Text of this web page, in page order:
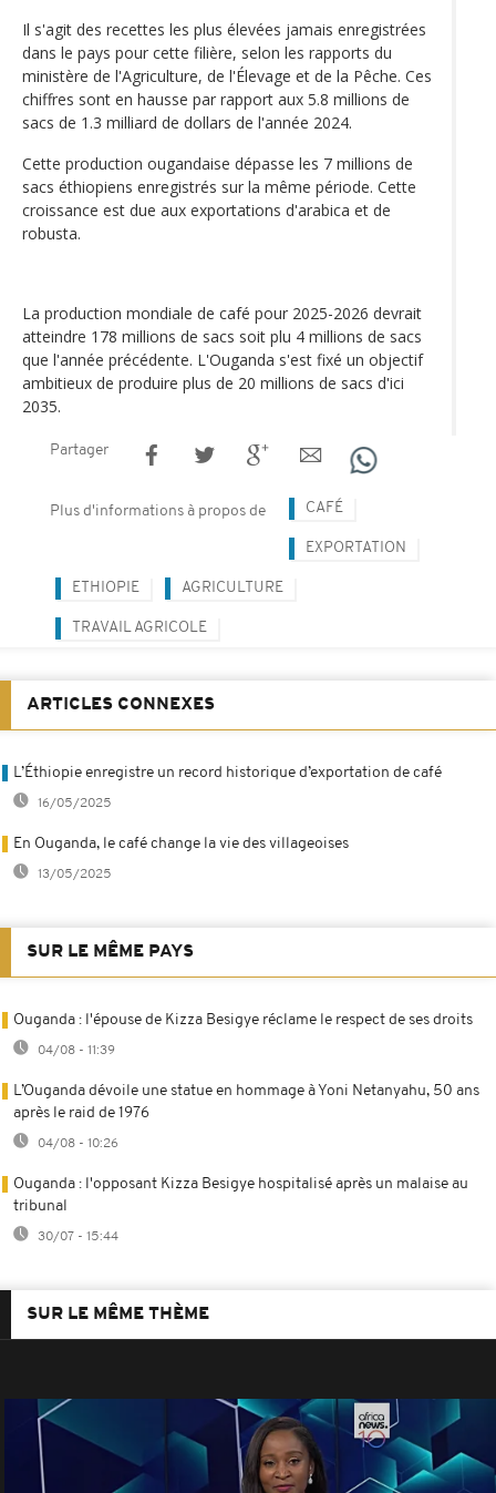
Il s'agit des recettes les plus élevées jamais enregistrées
dans le pays pour cette filière, selon les rapports du
ministère de l'Agriculture, de l'Élevage et de la Pêche. Ces
chiffres sont en hausse par rapport aux 5.8 millions de
sacs de 1.3 milliard de dollars de l'année 2024.
Cette production ougandaise dépasse les 7 millions de
sacs éthiopiens enregistrés sur la même période. Cette
croissance est due aux exportations d'arabica et de
robusta.
La production mondiale de café pour 2025-2026 devrait
atteindre 178 millions de sacs soit plu 4 millions de sacs
que l'année précédente. L'Ouganda s'est fixé un objectif
ambitieux de produire plus de 20 millions de sacs d'ici
2035.
Partager
Plus d'informations à propos de CAFÉ
EXPORTATION
ETHIOPIE AGRICULTURE
TRAVAIL AGRICOLE
ARTICLES CONNEXES
L’Éthiopie enregistre un record historique d’exportation de café
16/05/2025
En Ouganda, le café change la vie des villageoises
13/05/2025
SUR LE MÊME PAYS
Ouganda : l'épouse de Kizza Besigye réclame le respect de ses droits
04/08 - 11:39
L’Ouganda dévoile une statue en hommage à Yoni Netanyahu, 50 ans
après le raid de 1976
04/08 - 10:26
Ouganda : l'opposant Kizza Besigye hospitalisé après un malaise au
tribunal
30/07 - 15:44
SUR LE MÊME THÈME